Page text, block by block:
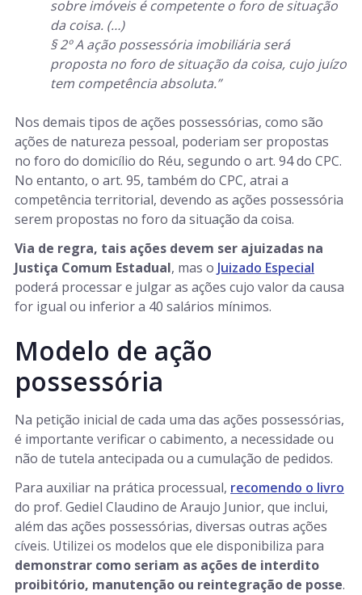
sobre imóveis é competente o foro de situação
da coisa. (…)
§ 2º A ação possessória imobiliária será
proposta no foro de situação da coisa, cujo juízo
tem competência absoluta.”
Nos demais tipos de ações possessórias, como são
ações de natureza pessoal, poderiam ser propostas
no foro do domicílio do Réu, segundo o art. 94 do CPC.
No entanto, o art. 95, também do CPC, atrai a
competência territorial, devendo as ações possessória
serem propostas no foro da situação da coisa.
Via de regra, tais ações devem ser ajuizadas na
Justiça Comum Estadual, mas o Juizado Especial
poderá processar e julgar as ações cujo valor da causa
for igual ou inferior a 40 salários mínimos.
Modelo de ação
possessória
Na petição inicial de cada uma das ações possessórias,
é importante verificar o cabimento, a necessidade ou
não de tutela antecipada ou a cumulação de pedidos.
Para auxiliar na prática processual, recomendo o livro
do prof. Gediel Claudino de Araujo Junior, que inclui,
além das ações possessórias, diversas outras ações
cíveis. Utilizei os modelos que ele disponibiliza para
demonstrar como seriam as ações de interdito
proibitório, manutenção ou reintegração de posse.